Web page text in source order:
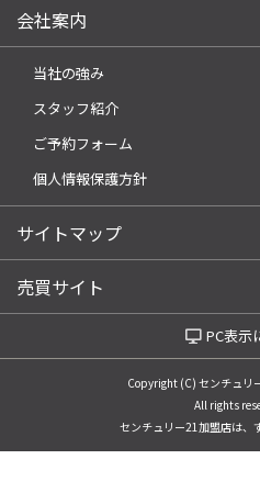
会社案内
当社の強み
スタッフ紹介
ご予約フォーム
個人情報保護方針
サイトマップ
売買サイト
PC表示
Copyright (C) センチュリ
All rights
センチュリー21加盟店は、